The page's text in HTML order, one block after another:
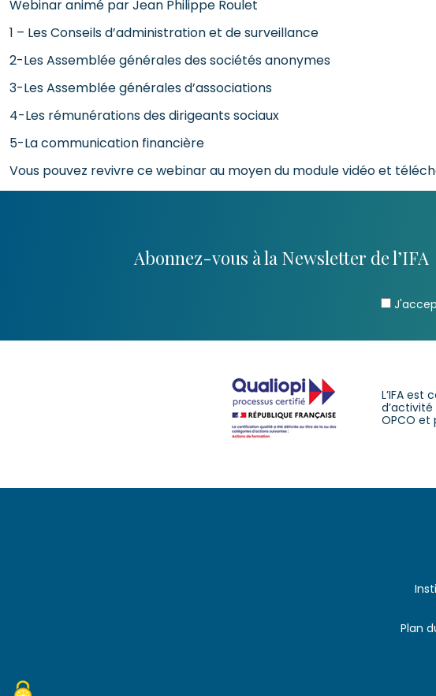
Webinar animé par Jean Philippe Roulet
1 – Les Conseils d’administration et de surveillance
2-Les Assemblée générales des sociétés anonymes
3-Les Assemblée générales d’associations
4-Les rémunérations des dirigeants sociaux
5-La communication financière
Vous pouvez revivre ce webinar au moyen du module vidéo et
Abonnez-vous à la Newsletter de l’IFA
L’IFA
d’activité
OPCO
Plan